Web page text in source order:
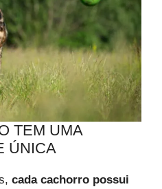
TEM UMA
ÚNICA
cada cachorro possui